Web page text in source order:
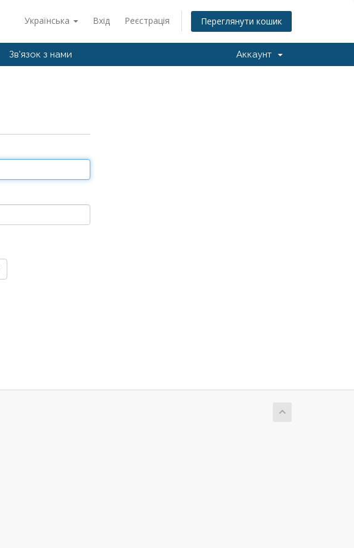
Українська Вхід Реєстрація Переглянути кошик
Зв'язок з нами Аккаунт